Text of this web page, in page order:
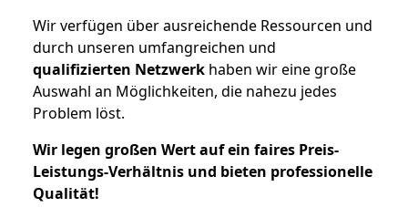
Wir verfügen über ausreichende Ressourcen und
durch unseren umfangreichen und
qualifizierten Netzwerk haben wir eine große
Auswahl an Möglichkeiten, die nahezu jedes
Problem löst.
Wir legen großen Wert auf ein faires Preis-
Leistungs-Verhältnis und bieten professionelle
Qualität!